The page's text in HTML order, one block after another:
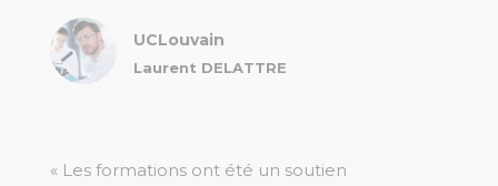
UCLouvain
Laurent DELATTRE
« Les formations ont été un soutien